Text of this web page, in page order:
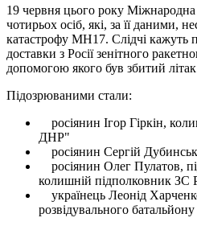
19 червня цього року Міжнародна
чотирьох осіб, які, за її даними,
катастрофу MH17. Слідчі кажуть
доставки з Росії зенітного
допомогою якого був збитий
Підозрюваними стали:
росіянин Ігор Гіркін,
ДНР"
росіянин Сергій
росіянин Олег Пулатов,
колишній підполковник ЗС
українець Леонід
розвідувального